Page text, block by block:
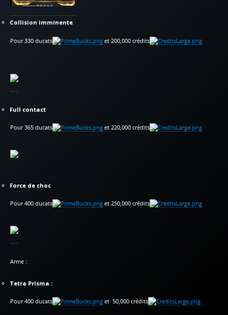
Collision imminente
Pour 330 ducats et 200,000 crédits
Full contact
Pour 365 ducats et 220,000 crédits
Force de choc
Pour 400 ducats et 250,000 crédits
Arme :
Tetra Prisma :
Pour 400 ducats et 50,000 crédits